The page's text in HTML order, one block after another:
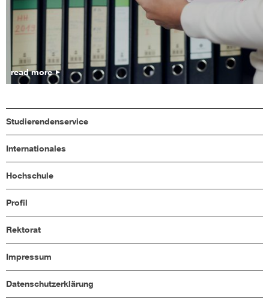
read more
Studierendenservice
Internationales
Hochschule
Profil
Rektorat
Impressum
Datenschutzerklärung